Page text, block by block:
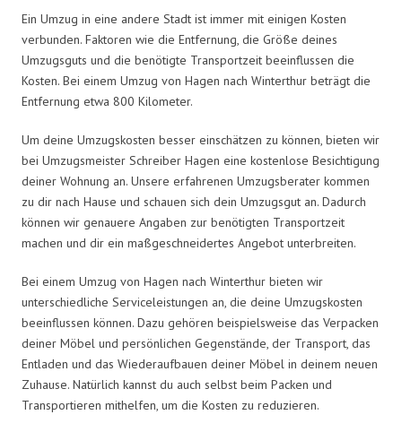
Ein Umzug in eine andere Stadt ist immer mit einigen Kosten
verbunden. Faktoren wie die Entfernung, die Größe deines
Umzugsguts und die benötigte Transportzeit beeinflussen die
Kosten. Bei einem Umzug von Hagen nach Winterthur beträgt die
Entfernung etwa 800 Kilometer.
Um deine Umzugskosten besser einschätzen zu können, bieten wir
bei Umzugsmeister Schreiber Hagen eine kostenlose Besichtigung
deiner Wohnung an. Unsere erfahrenen Umzugsberater kommen
zu dir nach Hause und schauen sich dein Umzugsgut an. Dadurch
können wir genauere Angaben zur benötigten Transportzeit
machen und dir ein maßgeschneidertes Angebot unterbreiten.
Bei einem Umzug von Hagen nach Winterthur bieten wir
unterschiedliche Serviceleistungen an, die deine Umzugskosten
beeinflussen können. Dazu gehören beispielsweise das Verpacken
deiner Möbel und persönlichen Gegenstände, der Transport, das
Entladen und das Wiederaufbauen deiner Möbel in deinem neuen
Zuhause. Natürlich kannst du auch selbst beim Packen und
Transportieren mithelfen, um die Kosten zu reduzieren.